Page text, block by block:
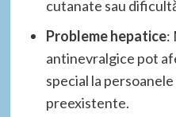
cutanate sau
Probleme hepatice:
antinevralgice pot
special la
preexistente.